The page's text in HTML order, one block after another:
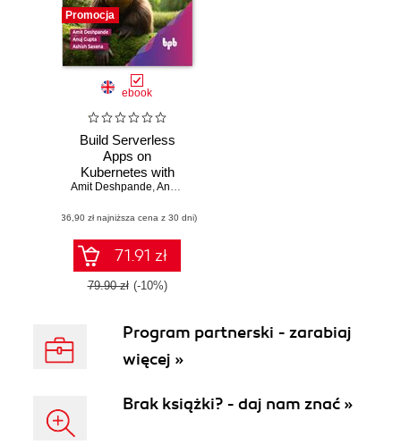
Promocja
ebook
Build Serverless
Apps on
Kubernetes with
Knative
Amit Deshpande,Anuj Gupta
(36,90 zł najniższa cena z 30 dni)
71.91 zł
79.90 zł (-10%)
Program partnerski - zarabiaj
więcej »
Brak książki? - daj nam znać »